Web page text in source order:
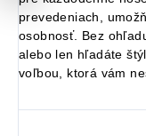
prevedeniach,
osobnosť. Bez
alebo len hľadáte
voľbou, ktorá vám